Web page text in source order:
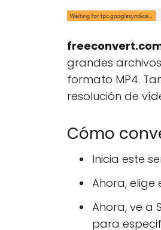
grandes archivos
formato MP4.
resolución de
Cómo
Inicia este
Ahora,
Ahora, ve a
para